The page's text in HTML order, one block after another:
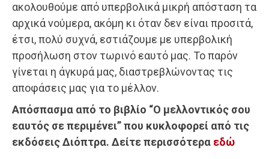
ακολουθούμε από υπερβολικά μικρή απόσταση τα
αρχικά νούμερα, ακόμη κι όταν δεν είναι προσιτά,
έτσι, πολύ συχνά, εστιάζουμε με υπερβολική
προσήλωση στον τωρινό εαυτό μας. Το παρόν
γίνεται η άγκυρά μας, διαστρεβλώνοντας τις
αποφάσεις μας για το μέλλον.
Απόσπασμα από το βιβλίο “Ο μελλοντικός σου
εαυτός σε περιμένει” που κυκλοφορεί από τις
εκδόσεις Διόπτρα. Δείτε περισσότερα εδώ